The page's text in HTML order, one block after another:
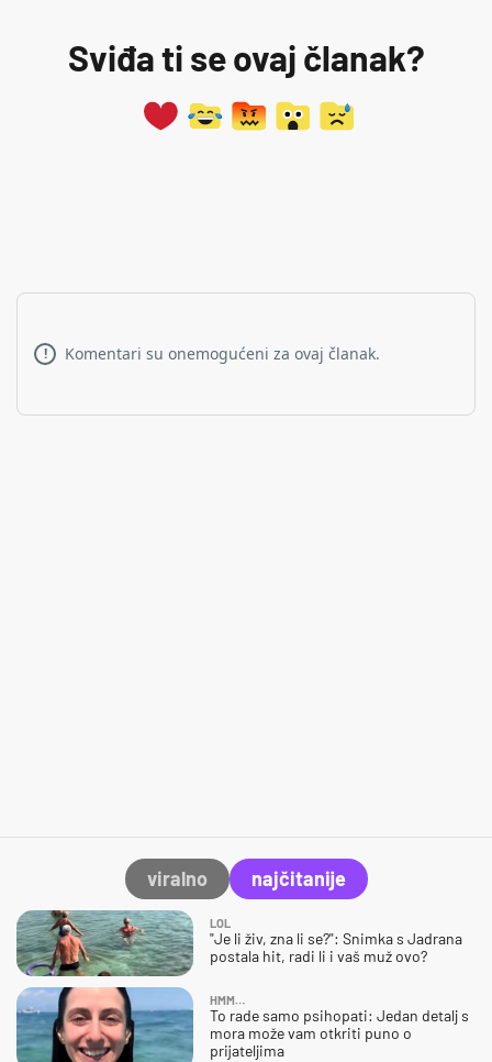
Sviđa ti se ovaj članak?
! Komentari su onemogućeni za ovaj članak.
viralno najčitanije
LOL
"Je li živ, zna li se?": Snimka s Jadrana
postala hit, radi li i vaš muž ovo?
HMM…
To rade samo psihopati: Jedan detalj s
mora može vam otkriti puno o
prijateljima